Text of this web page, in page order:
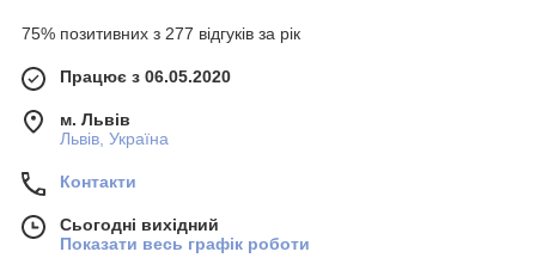
75% позитивних з 277 відгуків за рік
Працює з 06.05.2020
м. Львів
Львів, Україна
Контакти
Сьогодні вихідний
Показати весь графік роботи